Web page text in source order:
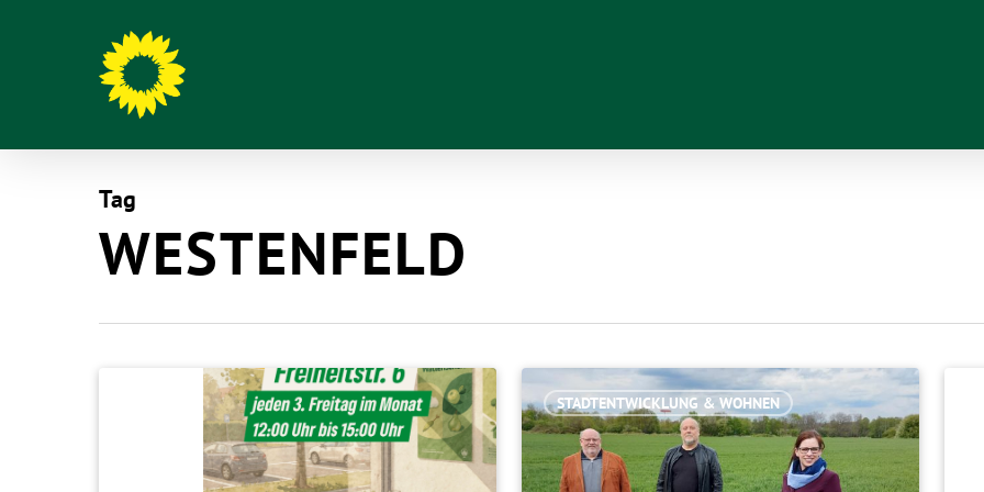
Hit enter to search or ESC to close
Tag
WESTENFELD
STADTENTWICKLUNG & WOHNEN